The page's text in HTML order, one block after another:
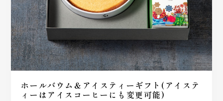
ホールバウム＆アイスティーギフト(アイステ
ィーはアイスコーヒーにも変更可能)